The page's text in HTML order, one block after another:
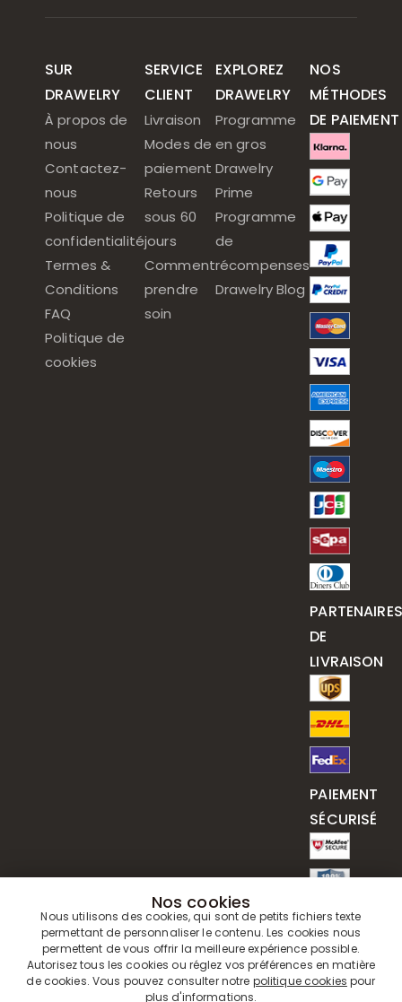
SUR
DRAWELRY
À propos de
nous
Contactez-
nous
Politique de
confidentialité
Termes &
Conditions
FAQ
Politique de
cookies
SERVICE
CLIENT
Livraison
Modes de
paiement
Retours
sous 60
jours
Comment
prendre
soin
EXPLOREZ
DRAWELRY
Programme
en gros
Drawelry
Prime
Programme
de
récompenses
Drawelry Blog
NOS
MÉTHODES
DE PAIEMENT
PARTENAIRES
DE
LIVRAISON
PAIEMENT
SÉCURISÉ
Nos cookies
Nous utilisons des cookies, qui sont de petits fichiers texte
permettant de personnaliser le contenu. Les cookies nous
permettent de vous offrir la meilleure expérience possible.
Autorisez tous les cookies ou réglez vos préférences en matière
de cookies. Vous pouvez consulter notre politique cookies pour
plus d'informations.